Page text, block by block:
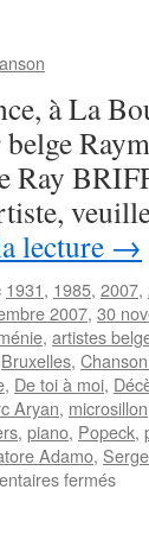
à La
belge
Ray
lecture →
1931, 1985, 2007,
2007, 30
, artistes
Bruxelles,
, De toi à moi,
Aryan, microsillon
, piano, Popeck,
Adamo,
ferméssur